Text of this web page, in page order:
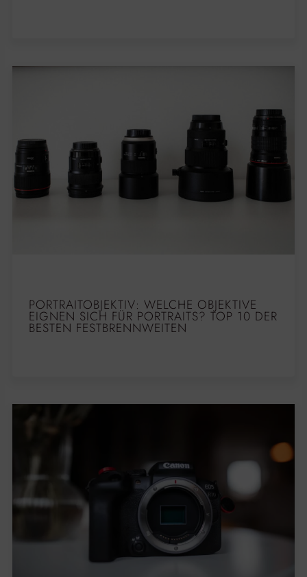
PORTRAITOBJEKTIV: WELCHE OBJEKTIVE
EIGNEN SICH FÜR PORTRAITS? TOP 10 DER
BESTEN FESTBRENNWEITEN